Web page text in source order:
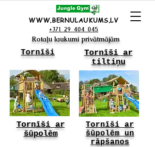
WWW.BERNULAUKUMS.LV
+371 29 404 045
Rotaļu laukumi privātmājām
Tornīši
Tornīši ar
tiltiņu
Tornīši ar
šūpolēm
Tornīši ar
šūpolēm un
rāpšanos